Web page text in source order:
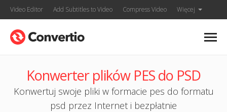
Video Editor Add Subtitles to Video Compress Video Więcej
Konwerter plików PES do PSD
Konwertuj swoje pliki w formacie pes do formatu
psd przez Internet i bezpłatnie